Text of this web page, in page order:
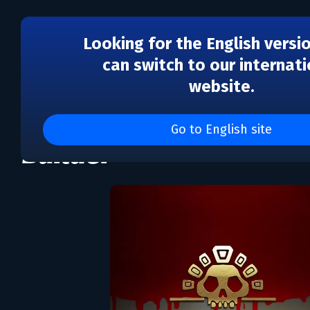
Looking for the English
can switch to our
website.
Go to English site
El Dorado: The Golden
Builder